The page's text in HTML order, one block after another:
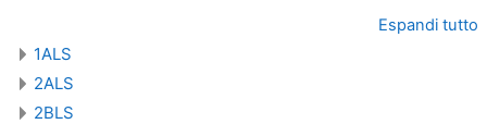
Espandi tutto
1ALS
2ALS
2BLS